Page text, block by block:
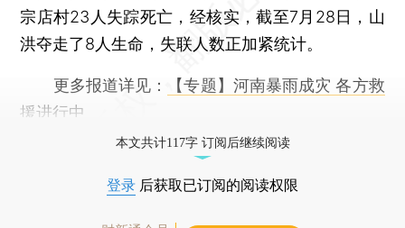
宗店村23人失踪死亡，经核实，截至7月28日，山
洪夺走了8人生命，失联人数正加紧统计。
更多报道详见：
【专题】河南暴雨成灾 各方救
援进行中
本文共计117字 订阅后继续阅读
登录 后获取已订阅的阅读权限